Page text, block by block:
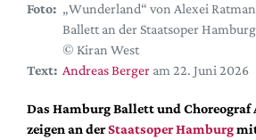
Festival-Planer
Hefte
Alle Hefte
Leseproben
Foto: „Wunderland“ von Alexei
Ballett an der Staatsoper
© Kiran West
Text: Andreas Berger am 22. Juni 2026
Das Hamburg Ballett und
zeigen an derStaatsoper Hamburg